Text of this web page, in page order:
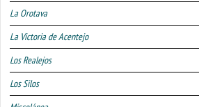
La Orotava
La Victoria de Acentejo
Los Realejos
Los Silos